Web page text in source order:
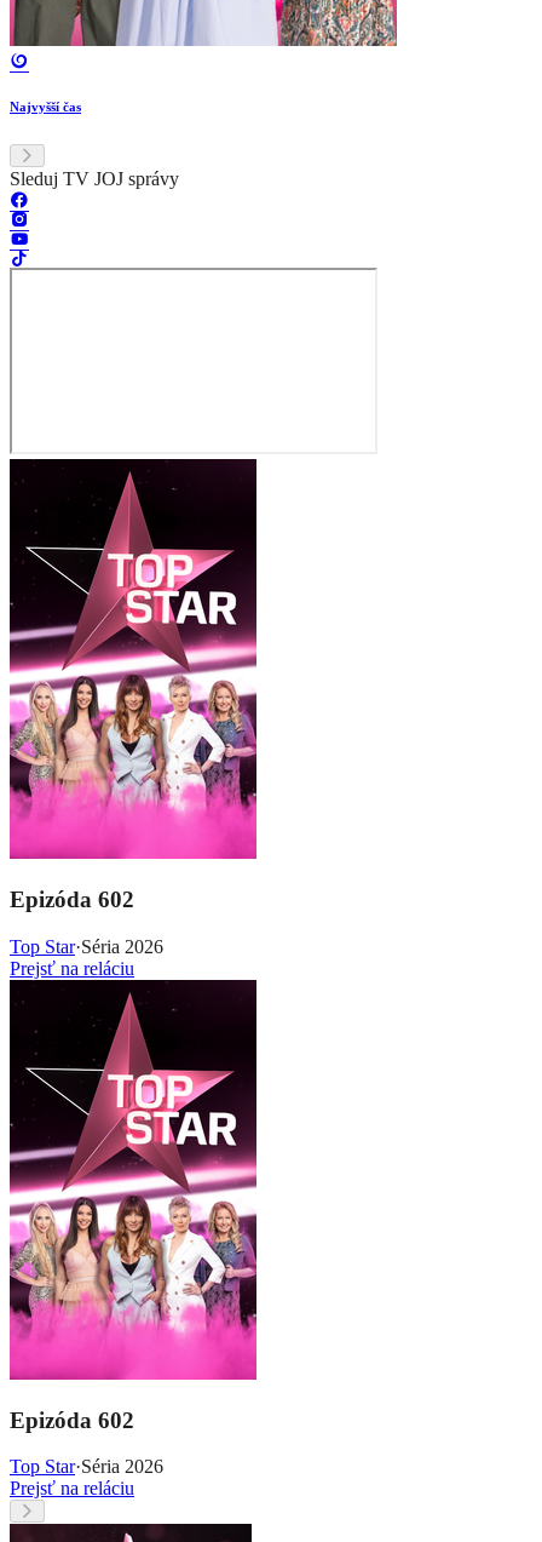
Najvyšší čas
Sleduj TV JOJ správy
Epizóda 602
Top Star·Séria 2026
Prejsť na reláciu
Epizóda 602
Top Star·Séria 2026
Prejsť na reláciu